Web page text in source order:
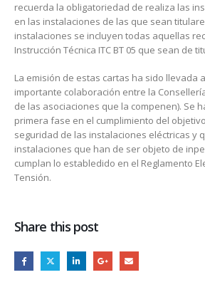
recuerda la obligatoriedad de realiza las
en las instalaciones de las que sean
instalaciones se incluyen todas aquellas
Instrucción Técnica ITC BT 05 que sean de
La emisión de estas cartas ha sido llevada
importante colaboración entre la Consellería
de las asociaciones que la compenen). Se
primera fase en el cumplimiento del
seguridad de las instalaciones eléctricas y
instalaciones que han de ser objeto de
cumplan lo establedido en el Reglamento
Tensión.
Share this post